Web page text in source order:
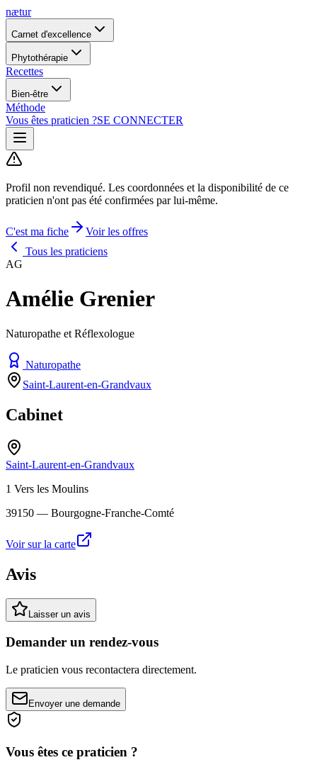
nætur
Carnet d'excellence
Phytothérapie
Recettes
Bien-être
Méthode
Vous êtes praticien ?SE CONNECTER
Profil non revendiqué. Les coordonnées et la disponibilité de ce
praticien n'ont pas été confirmées par lui-même.
C'est ma fiche
Voir les offres
Tous les praticiens
AG
Amélie Grenier
Naturopathe et Réflexologue
Naturopathe
Saint-Laurent-en-Grandvaux
Cabinet
Saint-Laurent-en-Grandvaux
1 Vers les Moulins
39150 — Bourgogne-Franche-Comté
Voir sur la carte
Avis
Laisser un avis
Demander un rendez-vous
Le praticien vous recontactera directement.
Envoyer une demande
Vous êtes ce praticien ?